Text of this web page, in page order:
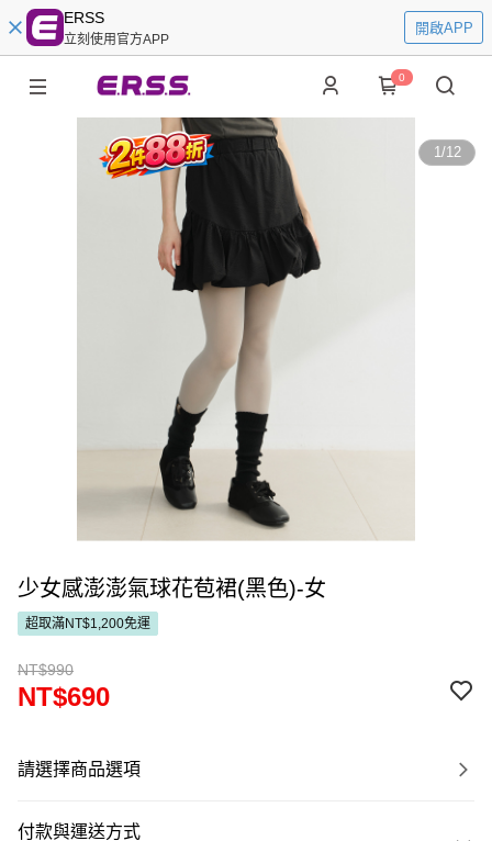
ERSS
立刻使用官方APP
開啟APP
0
1/12
少女感澎澎氣球花苞裙(黑色)-女
超取滿NT$1,200免運
NT$990
NT$690
請選擇商品選項
付款與運送方式